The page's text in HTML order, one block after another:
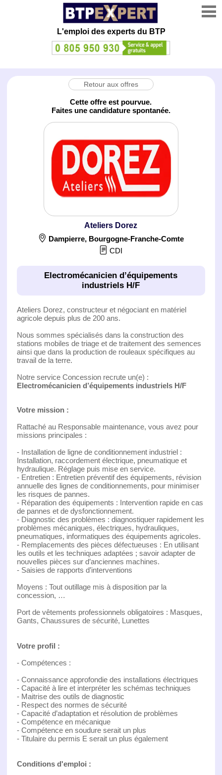
L'emploi des experts du BTP
Retour aux offres
Cette offre est pourvue.
Faites une candidature spontanée.
Ateliers Dorez
Dampierre, Bourgogne-Franche-Comte
CDI
Electromécanicien d’équipements
industriels H/F
Ateliers Dorez, constructeur et négociant en matériel
agricole depuis plus de 200 ans.
Nous sommes spécialisés dans la construction des
stations mobiles de triage et de traitement des semences
ainsi que dans la production de rouleaux spécifiques au
travail de la terre.
Notre service Concession recrute un(e) :
Electromécanicien d’équipements industriels H/F
Votre mission :
Rattaché au Responsable maintenance, vous avez pour
missions principales :
- Installation de ligne de conditionnement industriel :
Installation, raccordement électrique, pneumatique et
hydraulique. Réglage puis mise en service.
- Entretien : Entretien préventif des équipements, révision
annuelle des lignes de conditionnements, pour minimiser
les risques de pannes.
- Réparation des équipements : Intervention rapide en cas
de pannes et de dysfonctionnement.
- Diagnostic des problèmes : diagnostiquer rapidement les
problèmes mécaniques, électriques, hydrauliques,
pneumatiques, informatiques des équipements agricoles.
- Remplacements des pièces défectueuses : En utilisant
les outils et les techniques adaptées ; savoir adapter de
nouvelles pièces sur d’anciennes machines.
- Saisies de rapports d’interventions
Moyens : Tout outillage mis à disposition par la
concession, …
Port de vêtements professionnels obligatoires : Masques,
Gants, Chaussures de sécurité, Lunettes
Votre profil :
- Compétences :
- Connaissance approfondie des installations électriques
- Capacité à lire et interpréter les schémas techniques
- Maitrise des outils de diagnostic
- Respect des normes de sécurité
- Capacité d’adaptation et résolution de problèmes
- Compétence en mécanique
- Compétence en soudure serait un plus
- Titulaire du permis E serait un plus également
Conditions d'emploi :